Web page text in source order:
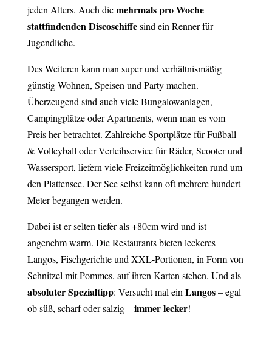
jeden Alters. Auch diemehrmals pro Woche
stattfindenden Discoschiffesind ein Renner für
Jugendliche.
Des Weiteren kann man super und verhältnismäßig
günstig Wohnen, Speisen und Party machen.
Überzeugend sind auch viele Bungalowanlagen,
Campingplätze oder Apartments, wenn man es vom
Preis her betrachtet. Zahlreiche Sportplätze für Fußball
& Volleyball oder Verleihservice für Räder, Scooter und
Wassersport, liefern viele Freizeitmöglichkeiten rund um
den Plattensee. Der See selbst kann oft mehrere hundert
Meter begangen werden.
Dabei ist er selten tiefer als +80cm wird und ist
angenehm warm. Die Restaurants bieten leckeres
Langos, Fischgerichte und XXL-Portionen, in Form von
Schnitzel mit Pommes, auf ihren Karten stehen. Und als
absoluter Spezialtipp: Versucht mal ein Langos– egal
ob süß, scharf oder salzig –immer lecker!